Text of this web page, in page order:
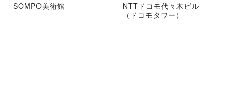
SOMPO美術館
NTTドコモ代々木ビル
（ドコモタワー）